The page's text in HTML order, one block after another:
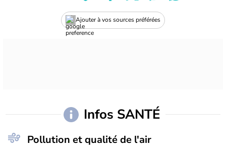
Ajouter à vos sources préférées
Infos SANTÉ
Pollution et qualité de l'air